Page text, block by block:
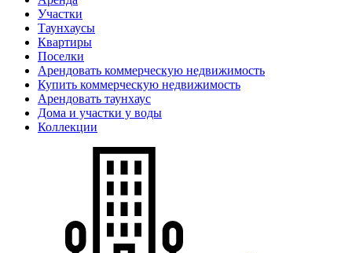
Участки
Таунхаусы
Квартиры
Поселки
Арендовать коммерческую недвижимость
Купить коммерческую недвижимость
Арендовать таунхаус
Дома и участки у воды
Коллекции